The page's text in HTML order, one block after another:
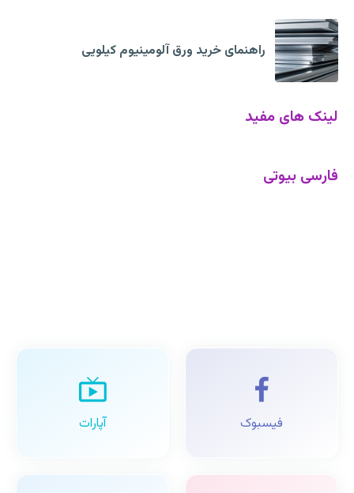
راهنمای خرید ورق آلومینیوم کیلویی
لینک های مفید
فارسی بیوتی
فیسبوک آپارات